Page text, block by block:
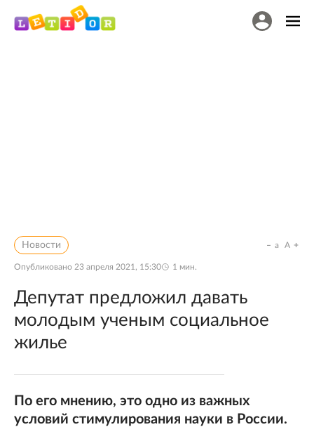
Новости
Опубликовано 23 апреля 2021, 15:30 1 мин.
a A
Депутат предложил давать
молодым ученым социальное
жилье
По его мнению, это одно из важных
условий стимулирования науки в России.